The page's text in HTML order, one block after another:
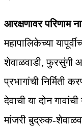
आरक्षणावर परिणाम
महापालिकेच्या
शेवाळवाडी, फुरसुंगी
प्रभागांची निर्मिती
देवाची या दोन
मांजरी बुद्रुक-